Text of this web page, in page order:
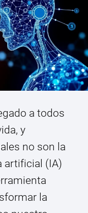
a todos
y
no son la
artificial (IA)
la